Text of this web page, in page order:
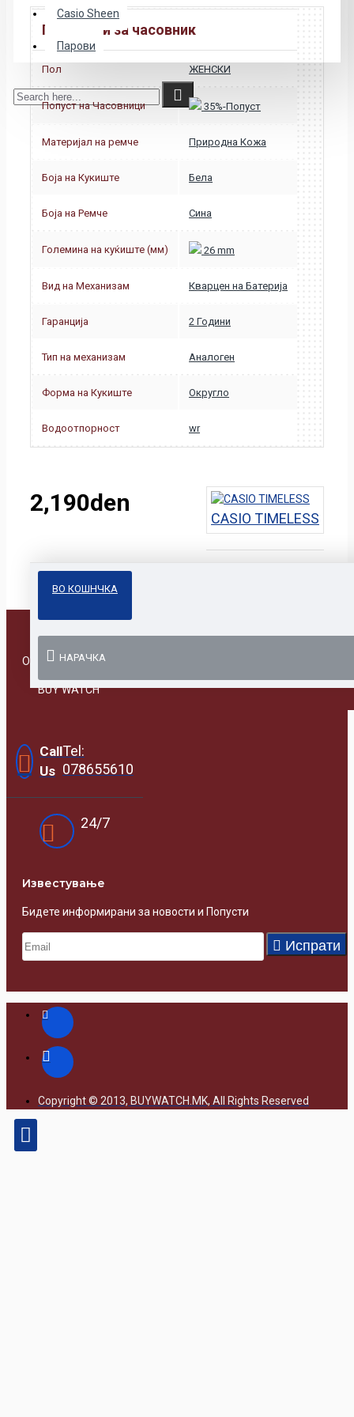
Casio Sheen
Парови
Податоци за часовник
Пол ЖЕНСКИ
Попуст на Часовници 35%-Попуст
Материјал на ремче Природна Кожа
Боја на Кукиште Бела
Боја на Ремче Сина
Големина на куќиште (мм) 26 mm
Вид на Механизам Кварцен на Батерија
Гаранција 2 Години
Тип на механизам Аналоген
Форма на Кукиште Округло
Водоотпорност wr
2,190den
CASIO TIMELESS
ВО КОШНЧКА
НАРАЧКА
Online Prodavnica
BUY WATCH
Call
Us
Tel:
078655610
24/7
Известувањe
Бидете информирани за новости и Попусти
Испрати
Copyright © 2013, BUYWATCH.MK, All Rights Reserved